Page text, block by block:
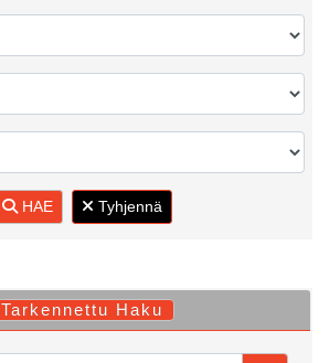
HAE Tyhjennä
Tarkennettu Haku